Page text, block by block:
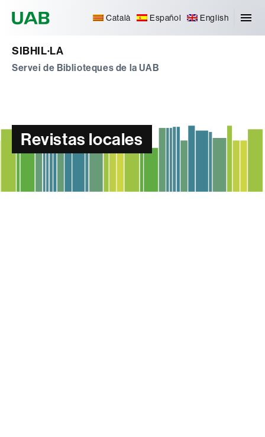
Català Español English
SIBHIL·LA
Servei de Biblioteques de la UAB
Revistas locales